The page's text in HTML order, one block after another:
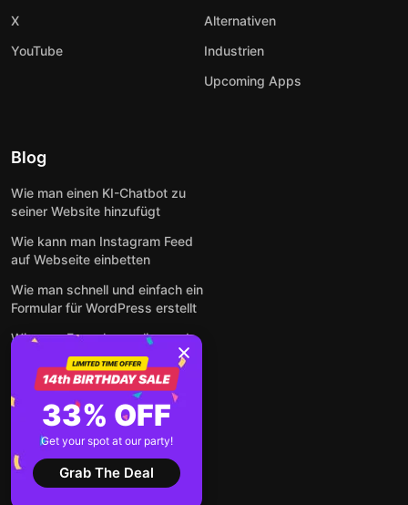
X
YouTube
Alternativen
Industrien
Upcoming Apps
Blog
Wie man einen KI-Chatbot zu
seiner Website hinzufügt
Wie kann man Instagram Feed
auf Webseite einbetten
Wie man schnell und einfach ein
Formular für WordPress erstellt
Wie man Formulare online und
kostenlos auf jeder Website
einbettet
So betten Sie Google-
Bewertungen kostenlos auf
einer Website ein
Alle Beiträge anzeigen
33% OFF
Get your spot at our party!
Grab The Deal